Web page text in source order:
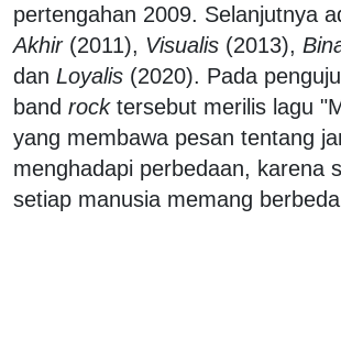
pertengahan 2009. Selanjutnya
Akhir(2011), Visualis (2013),
dan Loyalis (2020). Pada
band rocktersebut merilis lagu
yang membawa pesan tentang
menghadapi perbedaan, karena
setiap manusia memang